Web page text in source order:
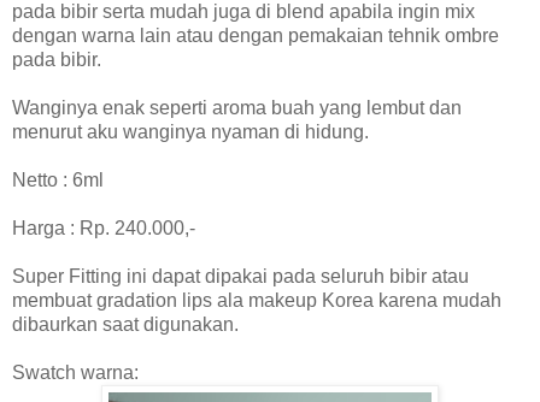
pada bibir serta mudah juga di blend apabila ingin mix
dengan warna lain atau dengan pemakaian tehnik ombre
pada bibir.
Wanginya enak seperti aroma buah yang lembut dan
menurut aku wanginya nyaman di hidung.
Netto : 6ml
Harga : Rp. 240.000,-
Super Fitting ini dapat dipakai pada seluruh bibir atau
membuat gradation lips ala makeup Korea karena mudah
dibaurkan saat digunakan.
Swatch warna: